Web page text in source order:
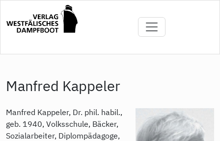
Inhalt
Manfred Kappeler
Manfred Kappeler, Dr. phil. habil.,
geb. 1940, Volksschule, Bäcker,
Sozialarbeiter, Diplompädagoge,